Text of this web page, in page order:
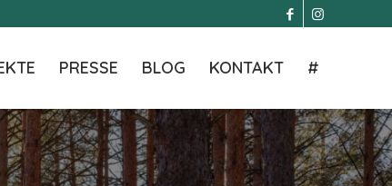
PRESSE BLOG KONTAKT #